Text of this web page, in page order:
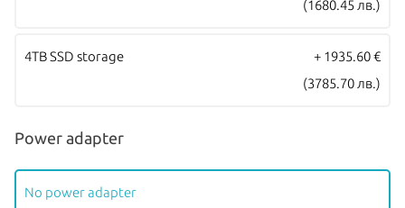
Оборудван е и с два USB 4 Type C / Thunderbolt 4 порта за
стандартна международна гаранция и подлежат на гаранционно
(1680.45 лв.)
4TB SSD storage
+ 1935.60 €
(3785.70 лв.)
Power adapter
No power adapter